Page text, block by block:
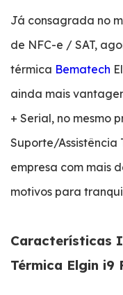
Já consagrada no
de NFC-e / SAT,
térmica Bematech
ainda mais
+ Serial, no mesmo
Suporte/Assistência
empresa com mais
motivos para
Características
Térmica Elgin i9